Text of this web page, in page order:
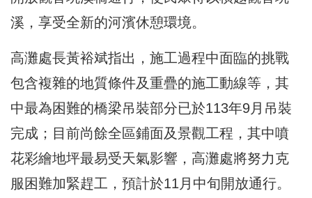
溪，享受全新的河濱休憩環境。
高灘處長黃裕斌指出， 施工過程中面臨的挑戰
包含複雜的地質條件及重疊的施工動線等， 其
中最為困難的橋梁吊裝部分已於113年9月吊裝
完成； 目前尚餘全區鋪面及景觀工程，其中噴
花彩繪地坪最易受天氣影響， 高灘處將努力克
服困難加緊趕工，預計於11月中旬開放通行。